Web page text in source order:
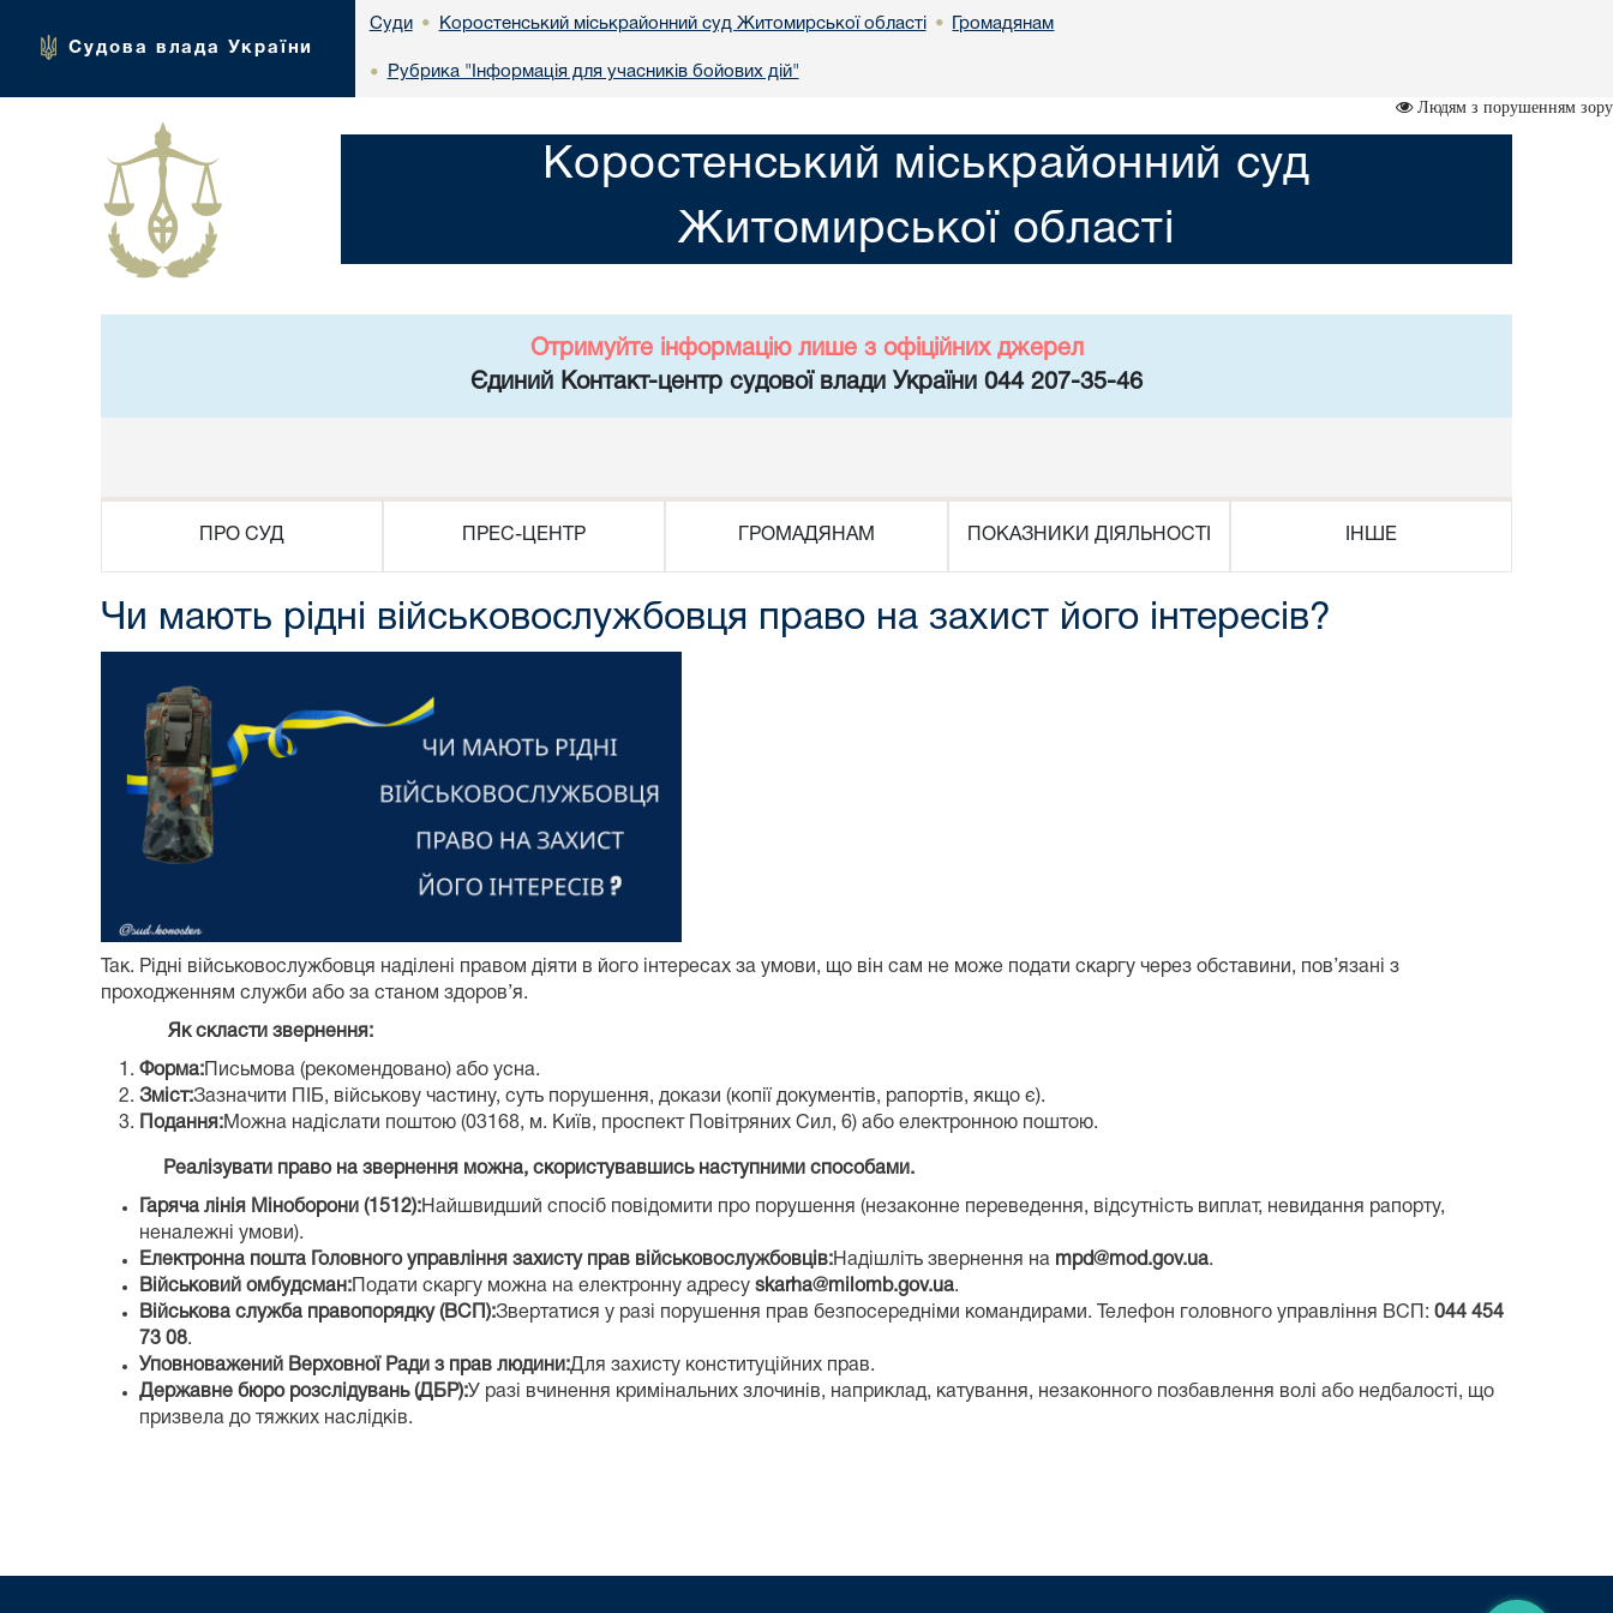
Судова влада України
Суди • Коростенський міськрайонний суд Житомирської області • Громадянам
• Рубрика "Інформація для учасників бойових дій"
Людям з порушенням зору
Коростенський міськрайонний суд
Житомирської області
Отримуйте інформацію лише з офіційних джерел
Єдиний Контакт-центр судової влади України 044 207-35-46
ПРО СУД ПРЕС-ЦЕНТР ГРОМАДЯНАМ ПОКАЗНИКИ ДІЯЛЬНОСТІ ІНШЕ
Чи мають рідні військовослужбовця право на захист його інтересів?
Так. Рідні військовослужбовця наділені правом діяти в його інтересах за умови, що він сам не може подати скаргу через обставини, пов’язані з
проходженням служби або за станом здоров’я.
Як скласти звернення:
Форма: Письмова (рекомендовано) або усна.
Зміст:Зазначити ПІБ, військову частину, суть порушення, докази (копії документів, рапортів, якщо є).
Подання: Можна надіслати поштою (03168, м. Київ, проспект Повітряних Сил, 6) або електронною поштою.
Реалізувати право на звернення можна, скористувавшись наступними способами.
Гаряча лінія Міноборони (1512):Найшвидший спосіб повідомити про порушення (незаконне переведення, відсутність виплат, невидання рапорту,
неналежні умови).
Електронна пошта Головного управління захисту прав військовослужбовців:Надішліть звернення на mpd@mod.gov.ua.
Військовий омбудсман: Подати скаргу можна на електронну адресу skarha@milomb.gov.ua.
Військова служба правопорядку (ВСП):Звертатися у разі порушення прав безпосередніми командирами. Телефон головного управління ВСП: 044 454
73 08.
Уповноважений Верховної Ради з прав людини:Для захисту конституційних прав.
Державне бюро розслідувань (ДБР):У разі вчинення кримінальних злочинів, наприклад, катування, незаконного позбавлення волі або недбалості, що
призвела до тяжких наслідків.